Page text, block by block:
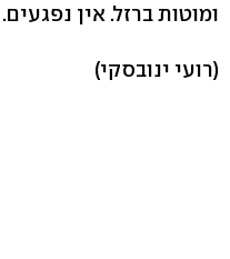
ומוטות ברזל. אין נפגעים.
(רועי ינובסקי)